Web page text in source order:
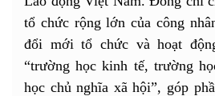
tổ chức rộng lớn của công
đổi mới tổ chức và hoạt
“trường học kinh tế, trường
học chủ nghĩa xã hội”, góp